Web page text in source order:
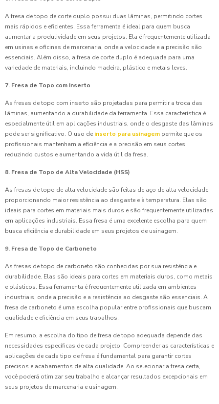
A fresa de topo de corte duplo possui duas lâminas, permitindo cortes
mais rápidos e eficientes. Essa ferramenta é ideal para quem busca
aumentar a produtividade em seus projetos. Ela é frequentemente utilizada
em usinas e oficinas de marcenaria, onde a velocidade e a precisão são
essenciais. Além disso, a fresa de corte duplo é adequada para uma
variedade de materiais, incluindo madeira, plástico e metais leves.
7. Fresa de Topo com Inserto
As fresas de topo com inserto são projetadas para permitir a troca das
lâminas, aumentando a durabilidade da ferramenta. Essa característica é
especialmente útil em aplicações industriais, onde o desgaste das lâminas
pode ser significativo. O uso de inserto para usinagem permite que os
profissionais mantenham a eficiência e a precisão em seus cortes,
reduzindo custos e aumentando a vida útil da fresa.
8. Fresa de Topo de Alta Velocidade (HSS)
As fresas de topo de alta velocidade são feitas de aço de alta velocidade,
proporcionando maior resistência ao desgaste e à temperatura. Elas são
ideais para cortes em materiais mais duros e são frequentemente utilizadas
em aplicações industriais. Essa fresa é uma excelente escolha para quem
busca eficiência e durabilidade em seus projetos de usinagem.
9. Fresa de Topo de Carboneto
As fresas de topo de carboneto são conhecidas por sua resistência e
durabilidade. Elas são ideais para cortes em materiais duros, como metais
e plásticos. Essa ferramenta é frequentemente utilizada em ambientes
industriais, onde a precisão e a resistência ao desgaste são essenciais. A
fresa de carboneto é uma escolha popular entre profissionais que buscam
qualidade e eficiência em seus trabalhos.
Em resumo, a escolha do tipo de fresa de topo adequada depende das
necessidades específicas de cada projeto. Compreender as características e
aplicações de cada tipo de fresa é fundamental para garantir cortes
precisos e acabamentos de alta qualidade. Ao selecionar a fresa certa,
você poderá otimizar seu trabalho e alcançar resultados excepcionais em
seus projetos de marcenaria e usinagem.